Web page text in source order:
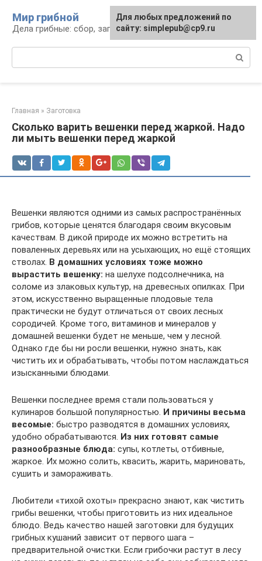
контенту
Мир грибной
Дела грибные: сбор, заготовка, рецепты
Главная » Заготовка
Сколько варить вешенки перед жаркой. Надо
ли мыть вешенки перед жаркой
Вешенки являются одними из самых распространённых
грибов, которые ценятся благодаря своим вкусовым
качествам. В дикой природе их можно встретить на
поваленных деревьях или на усыхающих, но ещё стоящих
стволах. В домашних условиях тоже можно
вырастить вешенку: на шелухе подсолнечника, на
соломе из злаковых культур, на древесных опилках. При
этом, искусственно выращенные плодовые тела
практически не будут отличаться от своих лесных
сородичей. Кроме того, витаминов и минералов у
домашней вешенки будет не меньше, чем у лесной.
Однако где бы ни росли вешенки, нужно знать, как
чистить их и обрабатывать, чтобы потом наслаждаться
изысканными блюдами.
Вешенки последнее время стали пользоваться у
кулинаров большой популярностью. И причины весьма
весомые: быстро разводятся в домашних условиях,
удобно обрабатываются. Из них готовят самые
разнообразные блюда: супы, котлеты, отбивные,
жаркое. Их можно солить, квасить, жарить, мариновать,
сушить и замораживать.
Любители «тихой охоты» прекрасно знают, как чистить
грибы вешенки, чтобы приготовить из них идеальное
блюдо. Ведь качество нашей заготовки для будущих
грибных кушаний зависит от первого шага –
предварительной очистки. Если грибочки растут в лесу
Для любых предложений по
сайту: simplepub@cp9.ru